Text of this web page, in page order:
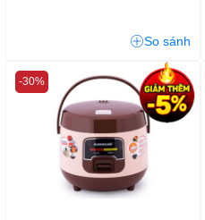
So sánh
-30%